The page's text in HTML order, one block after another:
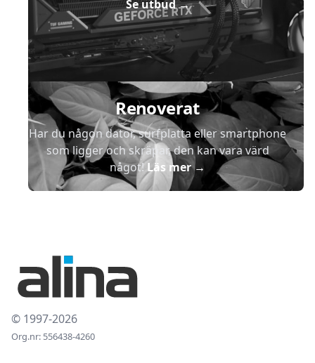
Se utbud→
Renoverat
Har du någon dator, surfplatta eller smartphone
som ligger och skräpar, den kan vara värd
något!Läs mer→
© 1997-2026
Org.nr: 556438-4260